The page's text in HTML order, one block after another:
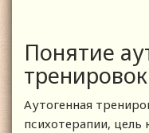
Понятие
тренировок
Аутогенная
психотерапии, цель